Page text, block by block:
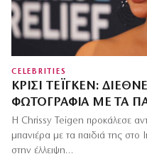
CELEBRITIES
ΚΡΊΣΙ ΤΈΙΓΚΕΝ:
ΦΩΤΟΓΡΑΦΊΑ ΜΕ ΤΑ
Η Chrissy Teigen προκάλεσε
μπανιέρα με τα παιδιά της στο
στην έλλειψη…